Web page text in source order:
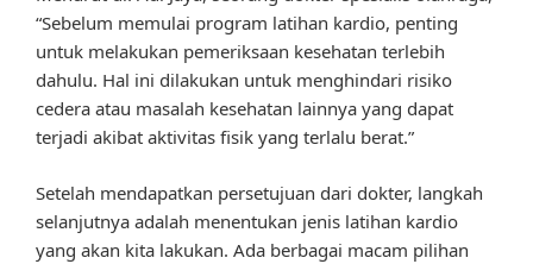
“Sebelum memulai program latihan kardio, penting
untuk melakukan pemeriksaan kesehatan terlebih
dahulu. Hal ini dilakukan untuk menghindari risiko
cedera atau masalah kesehatan lainnya yang dapat
terjadi akibat aktivitas fisik yang terlalu berat.”
Setelah mendapatkan persetujuan dari dokter, langkah
selanjutnya adalah menentukan jenis latihan kardio
yang akan kita lakukan. Ada berbagai macam pilihan